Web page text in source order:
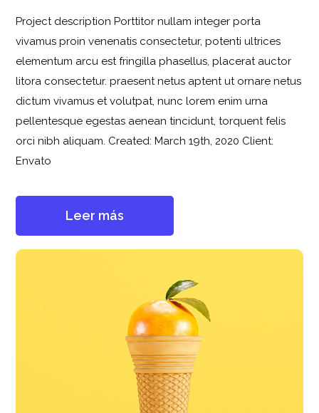
Project description Porttitor nullam integer porta
vivamus proin venenatis consectetur, potenti ultrices
elementum arcu est fringilla phasellus, placerat auctor
litora consectetur. praesent netus aptent ut ornare netus
dictum vivamus et volutpat, nunc lorem enim urna
pellentesque egestas aenean tincidunt, torquent felis
orci nibh aliquam. Created: March 19th, 2020 Client:
Envato
Leer más